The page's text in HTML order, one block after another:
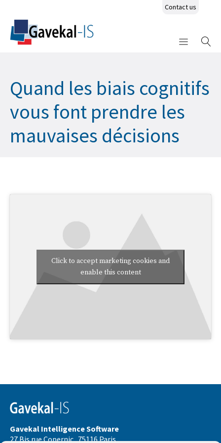
Contact us
Quand les biais cognitifs
vous font prendre les
mauvaises décisions
Click to accept marketing cookies and
enable this content
Gavekal Intelligence Software
27 Bis rue Copernic . 75116 Paris